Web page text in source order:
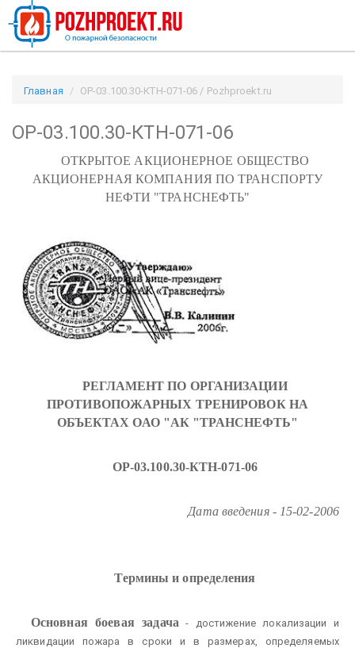
Главная ОР-03.100.30-КТН-071-06 / Pozhproekt.ru
ОР-03.100.30-КТН-071-06
ОТКРЫТОЕ АКЦИОНЕРНОЕ ОБЩЕСТВО
АКЦИОНЕРНАЯ КОМПАНИЯ ПО ТРАНСПОРТУ
НЕФТИ "ТРАНСНЕФТЬ"
РЕГЛАМЕНТ ПО ОРГАНИЗАЦИИ
ПРОТИВОПОЖАРНЫХ ТРЕНИРОВОК НА
ОБЪЕКТАХ ОАО "АК "ТРАНСНЕФТЬ"
ОР-03.100.30-КТН-071-06
Дата введения - 15-02-2006
Термины и определения
Основная боевая задача - достижение локализации и
ликвидации пожара в сроки и в размерах, определяемых